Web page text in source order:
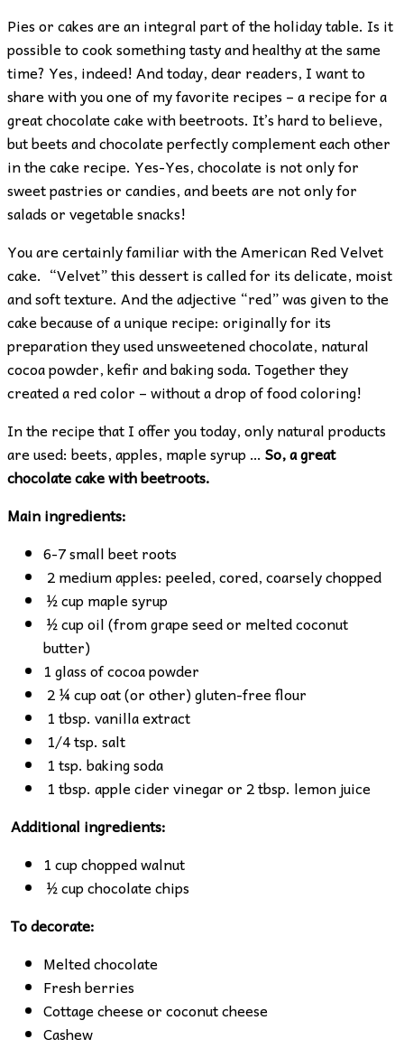
Pies or cakes are an integral part of the holiday table. Is it
possible to cook something tasty and healthy at the same
time? Yes, indeed! And today, dear readers, I want to
share with you one of my favorite recipes – a recipe for a
great chocolate cake with beetroots. It’s hard to believe,
but beets and chocolate perfectly complement each other
in the cake recipe. Yes-Yes, chocolate is not only for
sweet pastries or candies, and beets are not only for
salads or vegetable snacks!
You are certainly familiar with the American Red Velvet
cake. “Velvet” this dessert is called for its delicate, moist
and soft texture. And the adjective “red” was given to the
cake because of a unique recipe: originally for its
preparation they used unsweetened chocolate, natural
cocoa powder, kefir and baking soda. Together they
created a red color – without a drop of food coloring!
In the recipe that I offer you today, only natural products
are used: beets, apples, maple syrup … So, a great
chocolate cake with beetroots.
Main ingredients:
6-7 small beet roots
2 medium apples: peeled, cored, coarsely chopped
½ cup maple syrup
½ cup oil (from grape seed or melted coconut
butter)
1 glass of cocoa powder
2 ¼ cup oat (or other) gluten-free flour
1 tbsp. vanilla extract
1/4 tsp. salt
1 tsp. baking soda
1 tbsp. apple cider vinegar or 2 tbsp. lemon juice
Additional ingredients:
1 cup chopped walnut
½ cup chocolate chips
To decorate:
Melted chocolate
Fresh berries
Cottage cheese or coconut cheese
Cashew